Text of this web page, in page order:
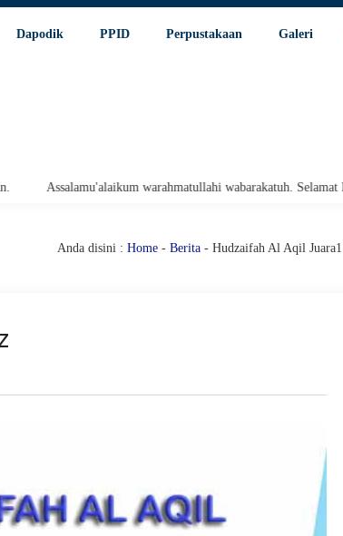
Dapodik PPID Perpustakaan Galeri
warahmatullahi wabarakatuh. Selamat Datang
Anda disini : Home- Berita- Hudzaifah Al Aqil